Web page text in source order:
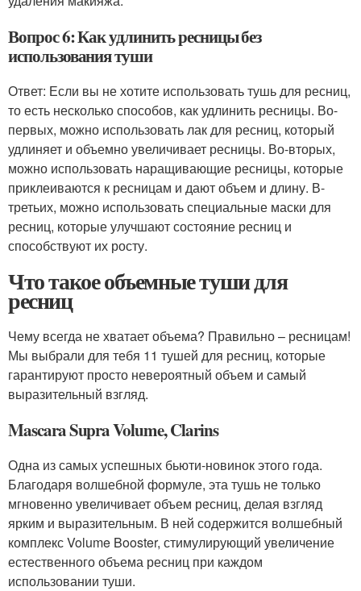
Вопрос 6: Как удлинить ресницы без
использования туши
Ответ: Если вы не хотите использовать тушь для ресниц,
то есть несколько способов, как удлинить ресницы. Во-
первых, можно использовать лак для ресниц, который
удлиняет и объемно увеличивает ресницы. Во-вторых,
можно использовать наращивающие ресницы, которые
приклеиваются к ресницам и дают объем и длину. В-
третьих, можно использовать специальные маски для
ресниц, которые улучшают состояние ресниц и
способствуют их росту.
Что такое объемные туши для
ресниц
Чему всегда не хватает объема? Правильно – ресницам!
Мы выбрали для тебя 11 тушей для ресниц, которые
гарантируют просто невероятный объем и самый
выразительный взгляд.
Mascara Supra Volume, Clarins
Одна из самых успешных бьюти-новинок этого года.
Благодаря волшебной формуле, эта тушь не только
мгновенно увеличивает объем ресниц, делая взгляд
ярким и выразительным. В ней содержится волшебный
комплекс Volume Booster, стимулирующий увеличение
естественного объема ресниц при каждом
использовании туши.